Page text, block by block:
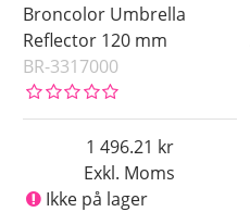
Broncolor Umbrella
Reflector 120 mm
BR-3317000
Exkl. Moms
1 496.21
Ikke på lager